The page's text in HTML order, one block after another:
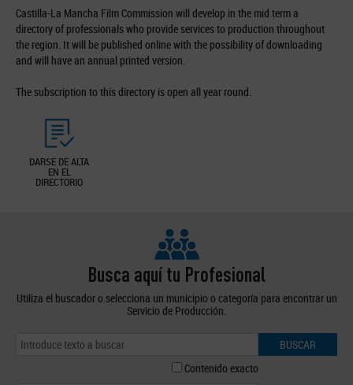
Castilla-La Mancha Film Commission will develop in the mid term a
directory of professionals who provide services to production throughout
the region. It will be published online with the possibility of downloading
and will have an annual printed version.
The subscription to this directory is open all year round.
DARSE DE ALTA
EN EL
DIRECTORIO
Busca aquí tu Profesional
Utiliza el buscador o selecciona un municipio o categoría para encontrar un
Servicio de Producción.
BUSCAR
Contenido exacto